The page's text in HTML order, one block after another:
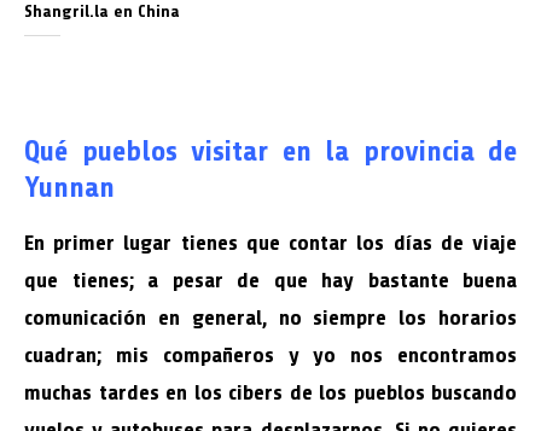
Shangril.la en China
Qué pueblos visitar en la provincia de
Yunnan
En primer lugar tienes que contar los días de viaje
que tienes; a pesar de que hay bastante buena
comunicación en general, no siempre los horarios
cuadran; mis compañeros y yo nos encontramos
muchas tardes en los cibers de los pueblos buscando